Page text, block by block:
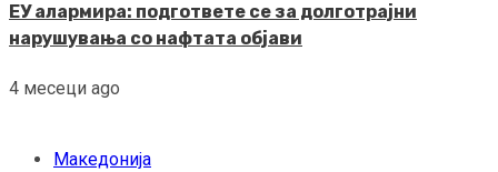
ЕУ алармира: подгответе се за долготрајни
нарушувања со нафтата објави
4 месеци ago
Македонија